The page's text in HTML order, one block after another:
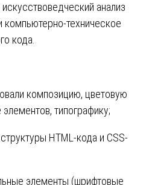
анализ
компьютерно-техническое
кода.
композицию, цветовую
типографику;
HTML-кода и CSS-
элементы (шрифтовые